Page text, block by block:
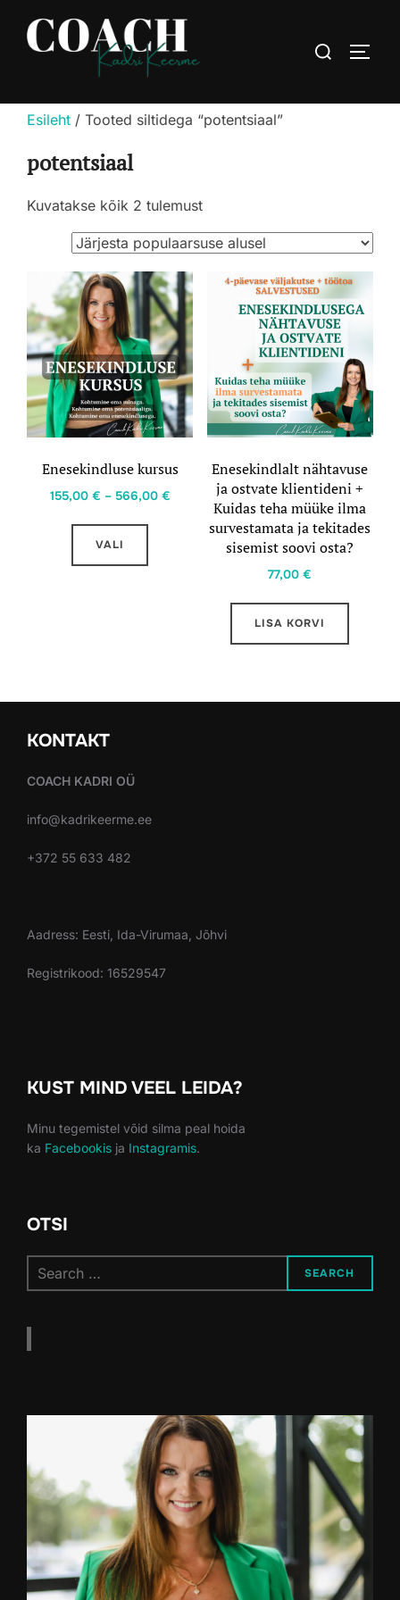
Search
Esileht / Tooted siltidega “potentsiaal”
potentsiaal
Kuvatakse kõik 2 tulemustSorteeritud
populaarsuse
järgi
Enesekindluse kursus
155,00 € – 566,00 €Hinnavahemik:
155,00 €
VALI
Sellel
teha
Enesekindlalt nähtavuse
ja ostvate klientideni +
Kuidas teha müüke ilma
survestamata ja tekitades
sisemist soovi osta?
77,00€
LISA KORVI
KONTAKT
COACH KADRI OÜ
info@kadrikeerme.ee
+372 55 633 482
Aadress: Eesti, Ida-Virumaa, Jõhvi
Registrikood: 16529547
KUST MIND VEEL LEIDA?
Minu tegemistel võid silma peal hoida
ka Facebookis ja Instagramis.
OTSI
for:
SEARCH